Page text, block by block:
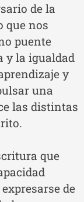
de la
que nos
puente
y la igualdad
y
una
las distintas
que
de